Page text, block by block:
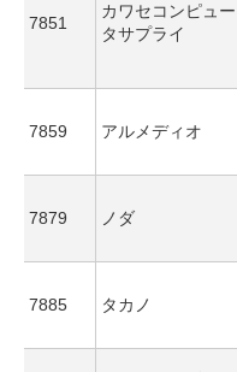
7851
カワセコンピュー
タサプライ
7859 アルメディオ
7879 ノダ
7885 タカノ